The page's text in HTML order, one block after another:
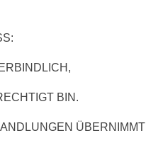
BIN.
ÜBERNIMMT